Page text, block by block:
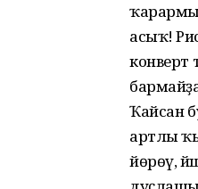
асыҡ!
конверт
Ҡайсан
артлы
йөрөү,